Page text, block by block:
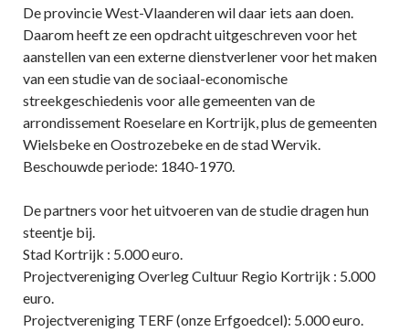
De provincie West-Vlaanderen wil daar iets aan doen.
Daarom heeft ze een opdracht uitgeschreven voor het
aanstellen van een externe dienstverlener voor het maken
van een studie van de sociaal-economische
streekgeschiedenis voor alle gemeenten van de
arrondissement Roeselare en Kortrijk, plus de gemeenten
Wielsbeke en Oostrozebeke en de stad Wervik.
Beschouwde periode: 1840-1970.
De partners voor het uitvoeren van de studie dragen hun
steentje bij.
Stad Kortrijk : 5.000 euro.
Projectvereniging Overleg Cultuur Regio Kortrijk : 5.000
euro.
Projectvereniging TERF (onze Erfgoedcel): 5.000 euro.